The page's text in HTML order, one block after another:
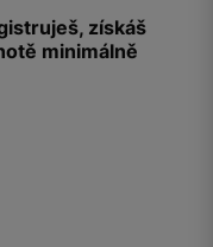
získáš
minimálně